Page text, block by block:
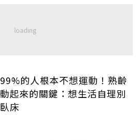
99%的人根本不想運動！熟齡
動起來的關鍵：想生活自理別
臥床